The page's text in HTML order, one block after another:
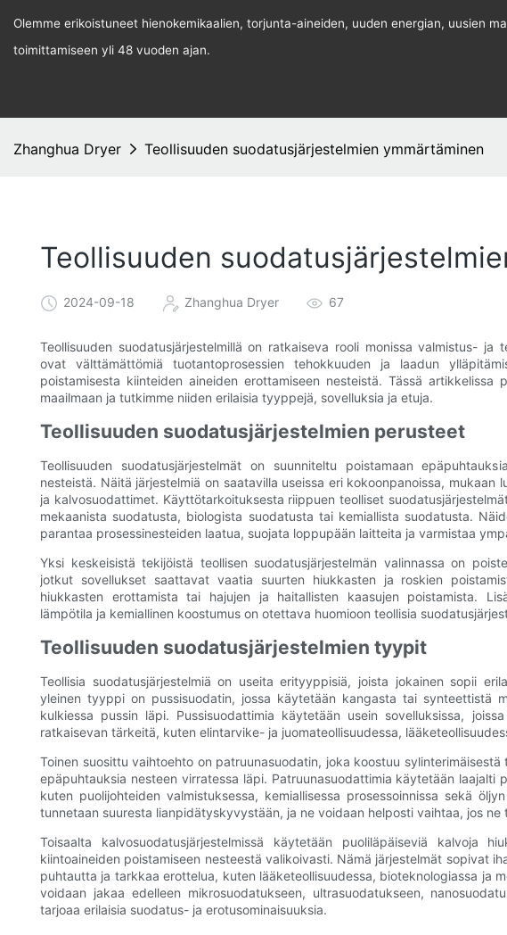
Olemme erikoistuneet hienokemikaalien, torjunta-aineiden, uuden energian, uusien
toimittamiseen yli 48 vuoden ajan.
Zhanghua Dryer Teollisuuden suodatusjärjestelmien ymmärtäminen
Teollisuuden
2024-09-18 Zhanghua Dryer 67
Teollisuuden suodatusjärjestelmillä on ratkaiseva rooli monissa valmistus- ja
ovat välttämättömiä tuotantoprosessien tehokkuuden ja laadun
poistamisesta kiinteiden aineiden erottamiseen nesteistä. Tässä artikkelissa
maailmaan ja tutkimme niiden erilaisia ​​tyyppejä, sovelluksia ja etuja.
Teollisuuden suodatusjärjestelmien perusteet
Teollisuuden suodatusjärjestelmät on suunniteltu poistamaan
nesteistä. Näitä järjestelmiä on saatavilla useissa eri kokoonpanoissa,
ja kalvosuodattimet. Käyttötarkoituksesta riippuen teolliset
mekaanista suodatusta, biologista suodatusta tai kemiallista suodatusta.
parantaa prosessinesteiden laatua, suojata loppupään laitteita ja varmistaa
Yksi keskeisistä tekijöistä teollisen suodatusjärjestelmän valinnassa on
jotkut sovellukset saattavat vaatia suurten hiukkasten ja roskien
hiukkasten erottamista tai hajujen ja haitallisten kaasujen poistamista.
lämpötila ja kemiallinen koostumus on otettava huomioon teollisia
Teollisuuden suodatusjärjestelmien tyypit
Teollisia suodatusjärjestelmiä on useita erityyppisiä, joista jokainen sopii
yleinen tyyppi on pussisuodatin, jossa käytetään kangasta tai synteettistä
kulkiessa pussin läpi. Pussisuodattimia käytetään usein sovelluksissa,
ratkaisevan tärkeitä, kuten elintarvike- ja juomateollisuudessa,
Toinen suosittu vaihtoehto on patruunasuodatin, joka koostuu
epäpuhtauksia nesteen virratessa läpi. Patruunasuodattimia käytetään laajalti
kuten puolijohteiden valmistuksessa, kemiallisessa prosessoinnissa sekä
tunnetaan suuresta lianpidätyskyvystään, ja ne voidaan helposti vaihtaa, jos
Toisaalta kalvosuodatusjärjestelmissä käytetään puoliläpäiseviä kalvoja
kiintoaineiden poistamiseen nesteestä valikoivasti. Nämä järjestelmät sopivat
puhtautta ja tarkkaa erottelua, kuten lääketeollisuudessa, bioteknologiassa ja
voidaan jakaa edelleen mikrosuodatukseen, ultrasuodatukseen,
tarjoaa erilaisia ​​suodatus- ja erotusominaisuuksia.